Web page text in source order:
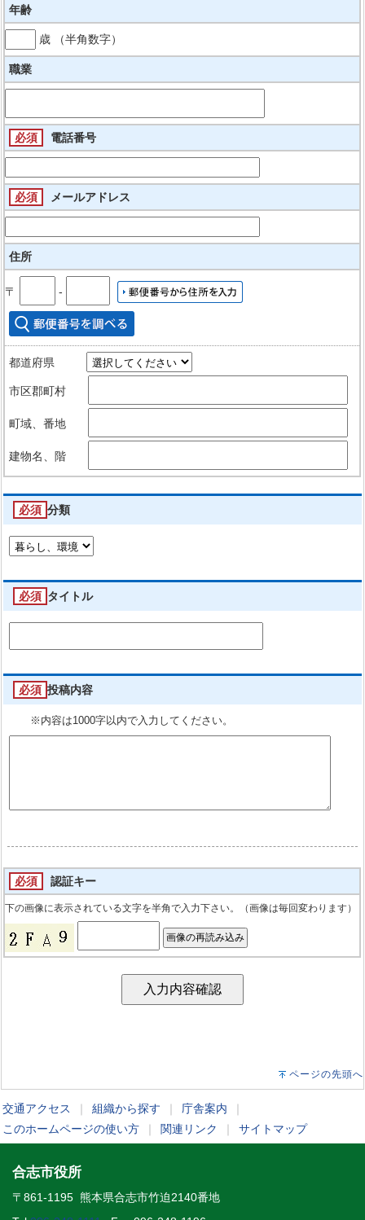
年齢
歳 （半角数字）
職業
必須 電話番号
必須 メールアドレス
住所
〒 ‐
都道府県
市区郡町村
町域、番地
建物名、階
必須 分類
必須 タイトル
必須 投稿内容
※内容は1000字以内で入力してください。
必須 認証キー
下の画像に表示されている文字を半角で入力下さい。（画像は毎回変わります）
ページの先頭へ
交通アクセス 組織から探す 庁舎案内
このホームページの使い方
関連リンク サイトマップ
合志市役所
〒861-1195 熊本県合志市竹迫2140番地